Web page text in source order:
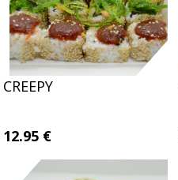
CREEPY
12.95 €